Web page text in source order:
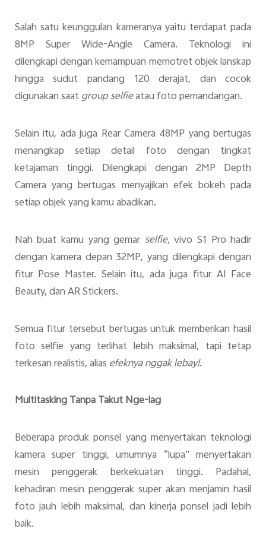
Salah satu keunggulan kameranya yaitu terdapat pada
8MP Super Wide-Angle Camera. Teknologi ini
dilengkapi dengan kemampuan memotret objek lanskap
hingga sudut pandang 120 derajat, dan cocok
digunakan saatgroup selfieatau foto pemandangan.
Selain itu, ada juga Rear Camera 48MP yang bertugas
menangkap setiap detail foto dengan tingkat
ketajaman tinggi. Dilengkapi dengan 2MP Depth
Camera yang bertugas menyajikan efek bokeh pada
setiap objek yang kamu abadikan.
Nah buat kamu yang gemar selfie, vivo S1 Pro hadir
dengan kamera depan 32MP, yang dilengkapi dengan
fitur Pose Master. Selain itu, ada juga fitur AI Face
Beauty, dan AR Stickers.
Semua fitur tersebut bertugas untuk memberikan hasil
foto selfie yang terlihat lebih maksimal, tapi tetap
terkesan realistis, alias efeknya nggak lebay!.
Multitasking Tanpa Takut Nge-lag
Beberapa produk ponsel yang menyertakan teknologi
kamera super tinggi, umumnya “lupa” menyertakan
mesin penggerak berkekuatan tinggi. Padahal,
kehadiran mesin penggerak super akan menjamin hasil
foto jauh lebih maksimal, dan kinerja ponsel jadi lebih
baik.